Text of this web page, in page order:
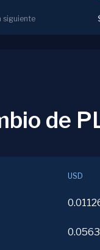
siguiente
de
USD